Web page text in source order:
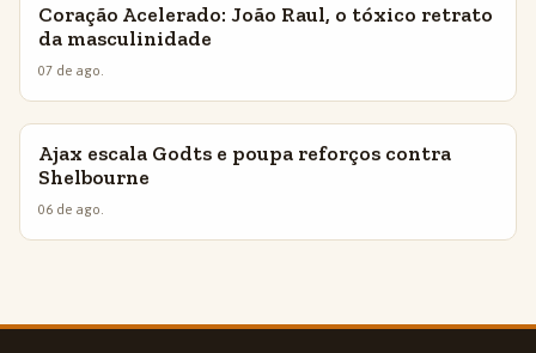
INSIGHTS
Coração Acelerado: João Raul, o tóxico retrato
da masculinidade
07 de ago.
INSIGHTS
Ajax escala Godts e poupa reforços contra
Shelbourne
06 de ago.